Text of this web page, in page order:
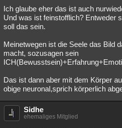
Ich glaube eher das ist auch
Und was ist feinstofflich? Entweder
soll das sein.
Meinetwegen ist die Seele das Bild
macht, sozusagen sein
Das ist dann aber mit dem Körper
obige neuronal,sprich körperlich
Sidhe
ehemaliges Mitglied